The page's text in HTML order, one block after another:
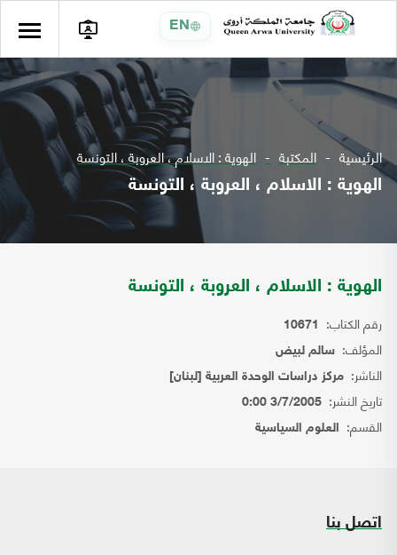
EN
الرئيسية المكتبة الهوية : الاسلام ، العروبة ، التونسة
الهوية : الاسلام ، العروبة ، التونسة
الهوية : الاسلام ، العروبة ، التونسة
رقم الكتاب: 10671
المؤلف: سالم لبيض
الناشر: مركز دراسات الوحدة العربية [لبنان]
تاريخ النشر: 3/7/2005 0:00
القسم: العلوم السياسية
اتصل بنا